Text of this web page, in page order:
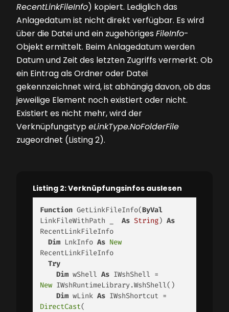
RecentLinkFileInfo) kopiert. Lediglich das
Anlagedatum ist nicht direkt verfügbar. Es wird
über die Datei und ein zugehöriges FileInfo-
Objekt ermittelt. Beim Anlagedatum werden
Datum und Zeit des letzten Zugriffs vermerkt. Ob
ein Eintrag als Ordner oder Datei
gekennzeichnet wird, ist abhängig davon, ob das
jeweilige Element noch existiert oder nicht.
Existiert es nicht mehr, wird der
VerknüpfungstypeLinkType.NoFolderFile
zugeordnet (Listing 2).
Listing 2: Verknüpfungsinfos auslesen
Function GetLinkFileInfo(ByVal
LinkFileWithPath _ As String) As
RecentLinkFileInfo
Dim LnkInfo As New
RecentLinkFileInfo
Try
Dim wShell As
New IWshRuntimeLibrary.WshShell()
Dim wLink As
DirectCast(